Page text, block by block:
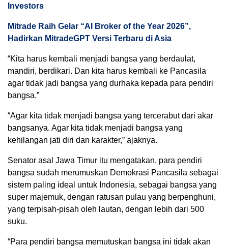
Investors
Mitrade Raih Gelar “AI Broker of the Year 2026”,
Hadirkan MitradeGPT Versi Terbaru di Asia
“Kita harus kembali menjadi bangsa yang berdaulat,
mandiri, berdikari. Dan kita harus kembali ke Pancasila
agar tidak jadi bangsa yang durhaka kepada para pendiri
bangsa.”
“Agar kita tidak menjadi bangsa yang tercerabut dari akar
bangsanya. Agar kita tidak menjadi bangsa yang
kehilangan jati diri dan karakter,” ajaknya.
Senator asal Jawa Timur itu mengatakan, para pendiri
bangsa sudah merumuskan Demokrasi Pancasila sebagai
sistem paling ideal untuk Indonesia, sebagai bangsa yang
super majemuk, dengan ratusan pulau yang berpenghuni,
yang terpisah-pisah oleh lautan, dengan lebih dari 500
suku.
“Para pendiri bangsa memutuskan bangsa ini tidak akan